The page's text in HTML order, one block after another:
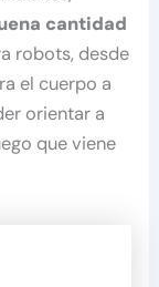
cantidad
robots, desde
el cuerpo a
orientar a
que viene